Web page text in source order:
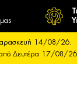
Παρασκευή 14/08/26.
από Δευτέρα 17/08/26.